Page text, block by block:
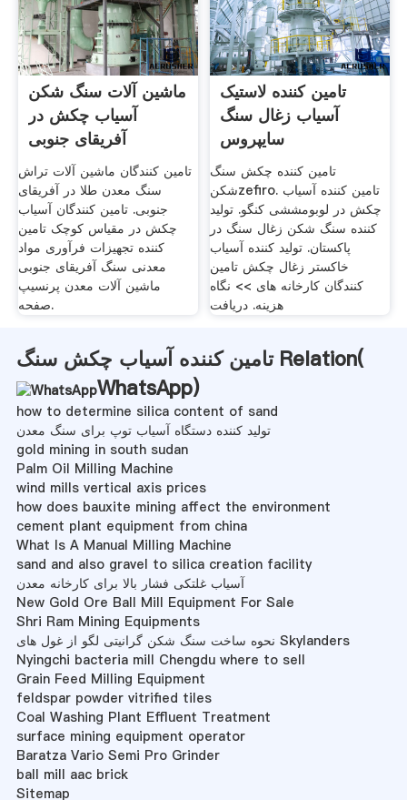
ماشین آلات سنگ شکن
آسیاب چکش در
آفریقای جنوبی
تامین کنندگان ماشین آلات تراش
سنگ معدن طلا در آفریقای
جنوبی. تامین کنندگان آسیاب
چکش در مقیاس کوچک تامین
کننده تجهیزات فرآوری مواد
معدنی سنگ آفریقای جنوبی
ماشین آلات معدن پرنسیپ
صفحه.
تامین کننده لاستیک
آسیاب زغال سنگ
سایپروس
تامین کننده چکش سنگ
شکنzefiro. تامین کننده آسیاب
چکش در لوبومششی کنگو. تولید
کننده سنگ شکن زغال سنگ در
پاکستان. تولید کننده آسیاب
خاکستر زغال چکش تامین
کنندگان کارخانه های >> نگاه
هزینه. دریافت
تامین کننده آسیاب چکش سنگ Relation(
WhatsApp)
how to determine silica content of sand
تولید کننده دستگاه آسیاب توپ برای سنگ معدن
gold mining in south sudan
Palm Oil Milling Machine
wind mills vertical axis prices
how does bauxite mining affect the environment
cement plant equipment from china
What Is A Manual Milling Machine
sand and also gravel to silica creation facility
آسیاب غلتکی فشار بالا برای کارخانه معدن
New Gold Ore Ball Mill Equipment For Sale
Shri Ram Mining Equipments
نحوه ساخت سنگ شکن گرانیتی لگو از غول های Skylanders
Nyingchi bacteria mill Chengdu where to sell
Grain Feed Milling Equipment
feldspar powder vitrified tiles
Coal Washing Plant Effluent Treatment
surface mining equipment operator
Baratza Vario Semi Pro Grinder
ball mill aac brick
Sitemap